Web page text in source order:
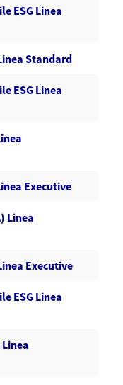
ESG Linea
Standard
ESG Linea
Executive
Linea
Executive
ESG Linea